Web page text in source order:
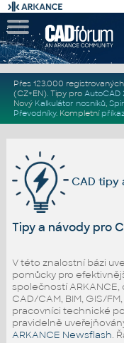
Přes 123.000
(CZ+EN). Tipy pro AutoCAD
Nový Kalkulátor nosníků,
Převodníky. Kompletní
CAD tipy
Tipy a návody pro
V této znalostní bázi
pomůcky pro
společností
CAD/CAM, BIM, GIS/
pracovníci technické
pravidelně
ARKANCE Newsflash.